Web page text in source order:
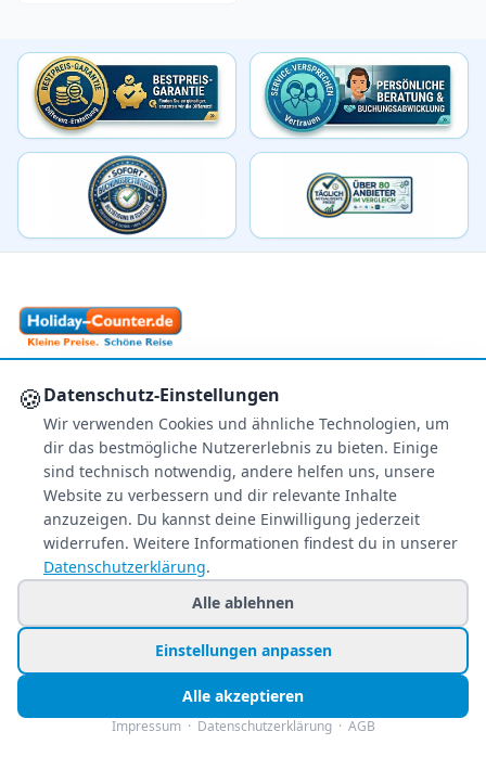
Veranstalter im Vergleich.
+49 991 2967 68857
Mo–Fr 8–22 Uhr · Sa 9–22
So & Feiertags 11–22 Uhr
NEWSLETTER
Exklusive Reiseschnäppchen direkt in Ihr
Postfach – kostenlos & jederzeit
abbestellbar.
Jetzt personalisiert anmelden
Nur Angebote, die zu Ihren Wünschen passen.
🍪Datenschutz-Einstellungen
Wir verwenden Cookies und ähnliche Technologien, um
dir das bestmögliche Nutzererlebnis zu bieten. Einige
sind technisch notwendig, andere helfen uns, unsere
Website zu verbessern und dir relevante Inhalte
anzuzeigen. Du kannst deine Einwilligung jederzeit
widerrufen. Weitere Informationen findest du in unserer
Datenschutzerklärung.
Alle ablehnen
Einstellungen anpassen
Alle akzeptieren
Impressum· Datenschutzerklärung· AGB